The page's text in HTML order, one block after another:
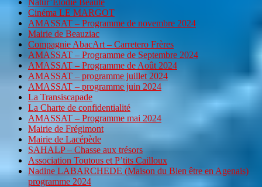
Cinéma LE MARGOT
AMASSAT – Programme de novembre 2024
Mairie de Beauziac
Compagnie AbacArt – Carretero Frères
AMASSAT – Programme de Septembre 2024
AMASSAT – Programme de Août 2024
AMASSAT – programme juillet 2024
AMASSAT – programme juin 2024
La Transiscapade
La Charte de confidentialité
AMASSAT – Programme mai 2024
Mairie de Frégimont
Mairie de Lacépède
SAHALP – Chasse aux trésors
Association Toutous et P’tits Cailloux
Nadine LABARCHEDE (Maison du Bien être en Agenais)
programme 2024